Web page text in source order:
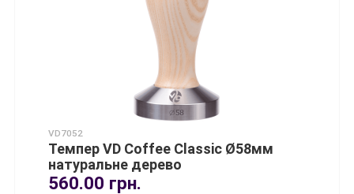
VD7052
Темпер VD Coffee Classic Ø58мм
натуральне дерево
560.00 грн.